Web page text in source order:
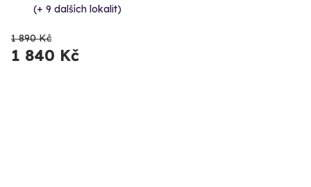
(+ 9 dalších lokalit)
1 890 Kč
1 840 Kč